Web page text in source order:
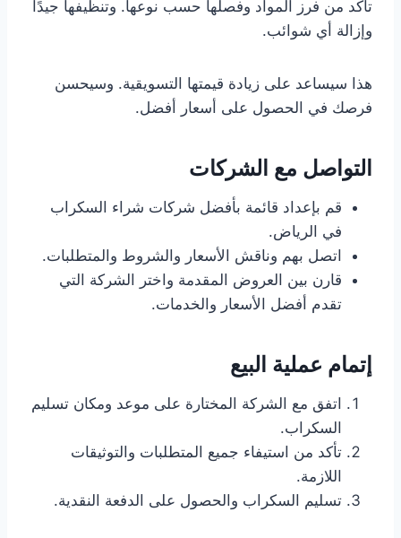
تأكد من فرز المواد وفصلها حسب نوعها. وتنظيفها جيدًا
وإزالة أي شوائب.
هذا سيساعد على زيادة قيمتها التسويقية. وسيحسن
فرصك في الحصول على أسعار أفضل.
التواصل مع الشركات
قم بإعداد قائمة بأفضل شركات شراء السكراب
في الرياض.
اتصل بهم وناقش الأسعار والشروط والمتطلبات.
قارن بين العروض المقدمة واختر الشركة التي
تقدم أفضل الأسعار والخدمات.
إتمام عملية البيع
اتفق مع الشركة المختارة على موعد ومكان تسليم
السكراب.
تأكد من استيفاء جميع المتطلبات والتوثيقات
اللازمة.
تسليم السكراب والحصول على الدفعة النقدية.